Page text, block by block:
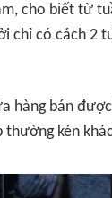
cho biết từ
chỉ có cách 2
hàng bán
thường kén